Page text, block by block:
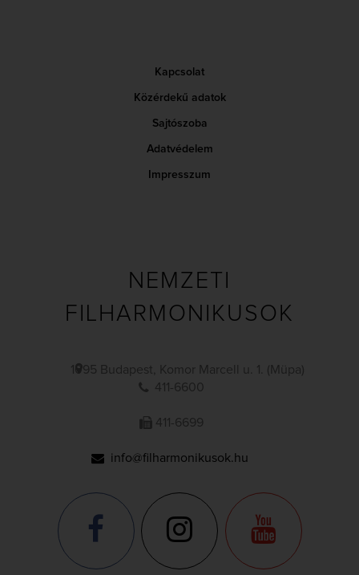
Kapcsolat
Közérdekű adatok
Sajtószoba
Adatvédelem
Impresszum
NEMZETI
FILHARMONIKUSOK
1095 Budapest, Komor Marcell u. 1. (Müpa)
411-6600
411-6699
info@filharmonikusok.hu